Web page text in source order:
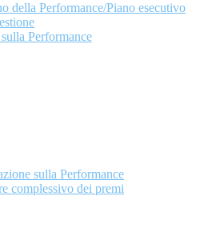
della Performance/Piano esecutivo
Performance
sulla Performance
complessivo dei premi